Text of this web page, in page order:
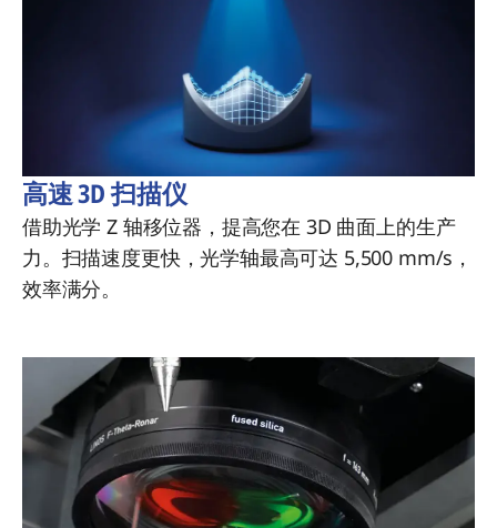
高速 3D 扫描仪
借助光学 Z 轴移位器，提高您在 3D 曲面上的生产
力。扫描速度更快，光学轴最高可达 5,500 mm/s，
效率满分。